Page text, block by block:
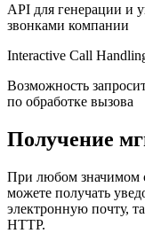
API для генерации и
звонками компании
Interactive Call
Возможность
по обработке вызова
Получение
При любом значимом
можете получать
электронную почту,
HTTP.